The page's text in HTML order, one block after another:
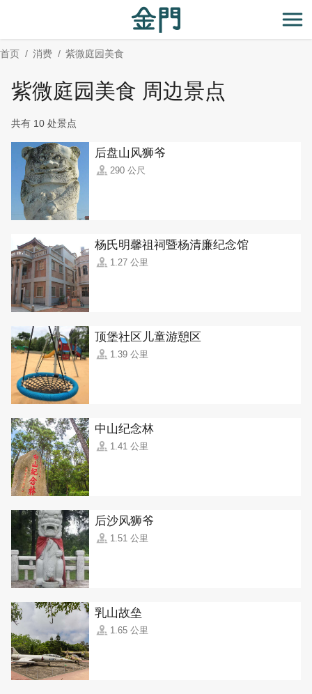
主
要
开
首页 消费 紫微庭园美食
紫微庭园美食 周边景点
共有 10 处景点
后盘山风狮爷
290 公尺
杨氏明馨祖祠暨杨清廉纪念馆
1.27 公里
顶堡社区儿童游憩区
1.39 公里
中山纪念林
1.41 公里
后沙风狮爷
1.51 公里
乳山故垒
1.65 公里